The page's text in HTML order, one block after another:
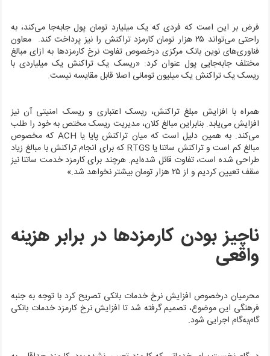
فرض بر این است که فردی که یک میلیارد تومان پول جابه‌جا می‌کند، به
راحتی می‌تواند ۲۵ هزار تومان کارمزد تراکنش را نیز پرداخت کند. معاون
فناوری‌‌های نوین بانک مرکزی درخصوص تفاوت نرخ کارمزدها به ازای مبالغ
مختلف جابه‌جایی پول عنوان کرد: «ریسک یک تراکنش یک میلیاردی با
ریسک یک تراکنش یک میلیون تومانی اصلا قابل مقایسه نیست.
همراه با افزایش مبلغ تراکنش، ریسک اعتباری و ریسک امنیتی آن نیز
افزایش می‌یابد. بنابراین مبالغ کلان، مدیریت ریسک مختص به خود را طلب
می‌کند. به همین دلیل است که میان تراکنش پایا یا ACH که مخصوص
مبالغ کم است و تراکنش ساتنا یا RTGS که برای انجام تراکنش با مبالغ زیاد
طراحی شده است، تفاوت قائل شده‌ایم. هرچند برای کارمزد خدمت ساتنا نیز
سقف تعیین کردیم و از ۲۵ هزار تومان بیشتر نخواهد شد.»
ناچیز بودن کارمزدها در برابر هزینه
واقعی
محرمیان درخصوص افزایش نرخ خدمات بانکی تصریح کرد با توجه به جنبه
فرهنگی این موضوع، تصمیم گرفته شد تا افزایش نرخ کارمزد خدمات بانکی
گام‌به‌گام اجرایی شود.